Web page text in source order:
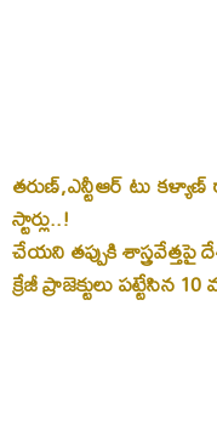
తరుణ్,ఎన్టీఆర్ టు
స్టార్లు..!
చేయని తప్పుకి శాస్త్రవేత్తపై
క్రేజీ ప్రాజెక్టులు పట్టేసిన